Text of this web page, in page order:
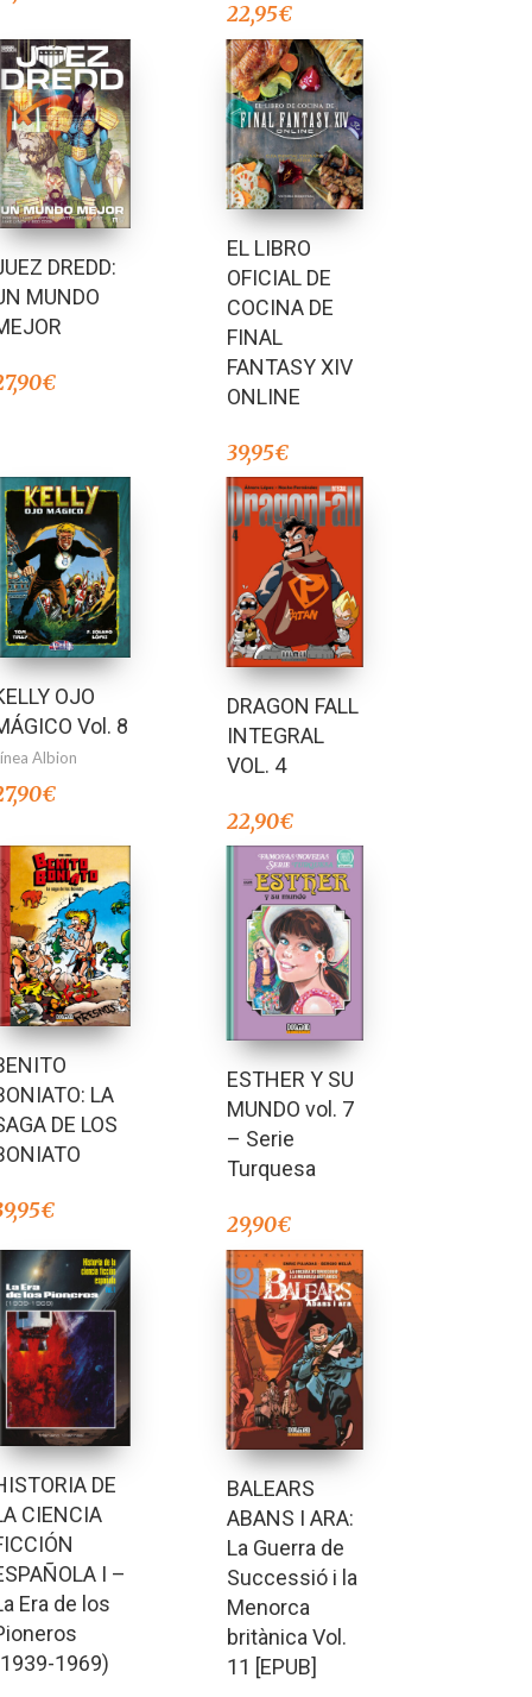
22,95€
DREDD:
MUNDO
€
EL LIBRO
OFICIAL DE
COCINA DE
FINAL
FANTASY XIV
ONLINE
39,95€
OJO
Vol. 8
Albion
€
DRAGON FALL
INTEGRAL
VOL. 4
22,90€
LA
DE LOS
€
ESTHER Y SU
MUNDO vol. 7
– Serie
Turquesa
29,90€
DE
CIENCIA
I –
Era de los
1969)
BALEARS
ABANS I ARA:
La Guerra de
Successió i la
Menorca
britànica Vol.
11 [EPUB]